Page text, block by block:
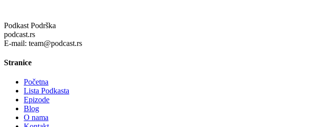
Podkast Podrška
podcast.rs
E-mail: team@podcast.rs
Stranice
Početna
Lista Podkasta
Epizode
Blog
O nama